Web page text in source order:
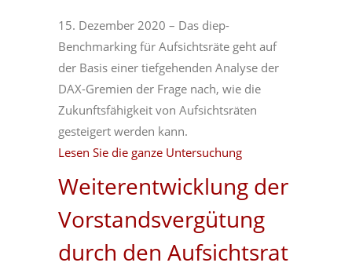
15. Dezember 2020 – Das diep-
Benchmarking für Aufsichtsräte geht auf
der Basis einer tiefgehenden Analyse der
DAX-Gremien der Frage nach, wie die
Zukunftsfähigkeit von Aufsichtsräten
gesteigert werden kann.
Lesen Sie die ganze Untersuchung
Weiterentwicklung der
Vorstandsvergütung
durch den Aufsichtsrat